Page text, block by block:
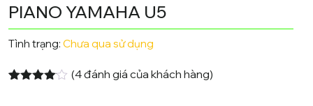
PIANO YAMAHA U5
Tình trạng: Chưa qua sử dụng
(4đánh giá của khách hàng)